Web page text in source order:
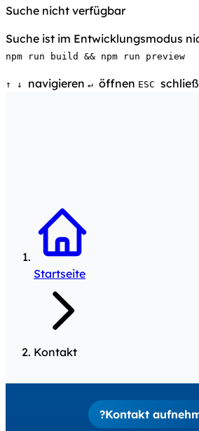
Suche nicht verfügbar
Suche ist im Entwicklungsmodus
npm run build && npm run preview
↑ ↓ navigieren ↵ öffnen ESC
Startseite
Kontakt
?Kontakt